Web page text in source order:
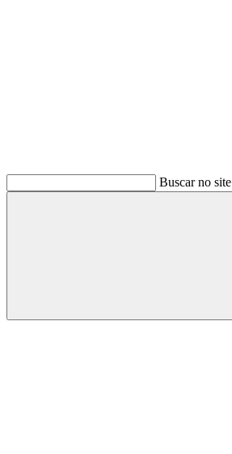
Buscar no site
Buscar